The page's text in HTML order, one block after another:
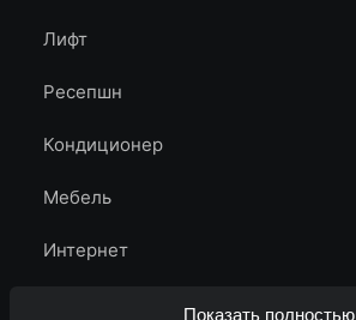
Лифт
Ресепшн
Кондиционер
Мебель
Интернет
Показать полностью